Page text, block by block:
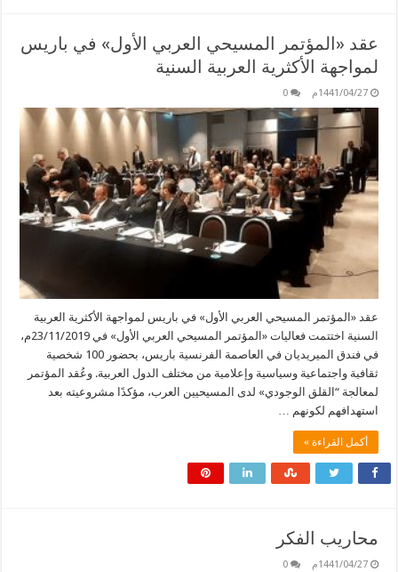
عقد «المؤتمر المسيحي العربي الأول» في باريس
لمواجهة الأكثرية العربية السنية
1441/04/27م 0
عقد «المؤتمر المسيحي العربي الأول» في باريس لمواجهة الأكثرية العربية
السنية اختتمت فعاليات «المؤتمر المسيحي العربي الأول» في 23/11/2019م،
في فندق الميريديان في العاصمة الفرنسية باريس، بحضور 100 شخصية
ثقافية واجتماعية وسياسية وإعلامية من مختلف الدول العربية. وعُقد المؤتمر
لمعالجة “القلق الوجودي» لدى المسيحيين العرب، مؤكدًا مشروعيته بعد
استهدافهم لكونهم …
أكمل القراءة »
محاريب الفكر
1441/04/27م 0